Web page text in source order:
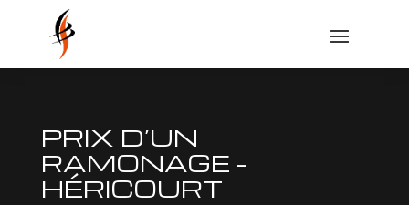
PRIX D’UN
RAMONAGE –
HÉRICOURT